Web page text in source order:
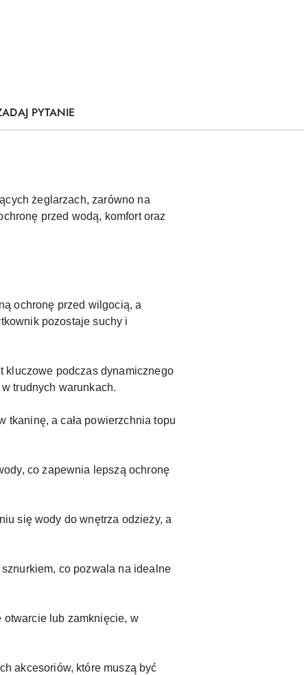
PYTANIE
żeglarzach, zarówno na
przed wodą, komfort oraz
ochronę przed wilgocią, a
pozostaje suchy i
kluczowe podczas dynamicznego
trudnych warunkach.
tkaninę, a cała powierzchnia topu
co zapewnia lepszą ochronę
się wody do wnętrza odzieży, a
co pozwala na idealne
otwarcie lub zamknięcie, w
akcesoriów, które muszą być